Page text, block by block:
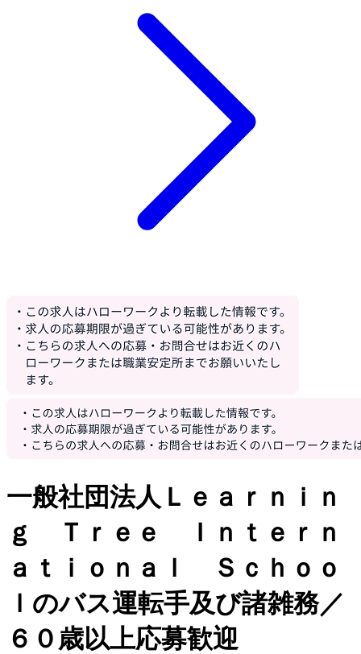
一般社団法人Ｌｅａｒｎｉｎ
ｇ Ｔｒｅｅ Ｉｎｔｅｒｎ
ａｔｉｏｎａｌ Ｓｃｈｏｏ
ｌのバス運転手及び諸雑務／
６０歳以上応募歓迎